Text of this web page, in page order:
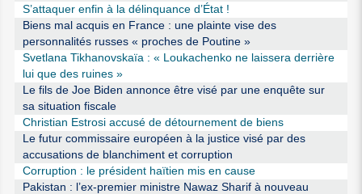
S’attaquer enfin à la délinquance d’État !
Biens mal acquis en France : une plainte vise des
personnalités russes « proches de Poutine »
Svetlana Tikhanovskaïa : « Loukachenko ne laissera derrière
lui que des ruines »
Le fils de Joe Biden annonce être visé par une enquête sur
sa situation fiscale
Christian Estrosi accusé de détournement de biens
Le futur commissaire européen à la justice visé par des
accusations de blanchiment et corruption
Corruption : le président haïtien mis en cause
Pakistan : l’ex-premier ministre Nawaz Sharif à nouveau